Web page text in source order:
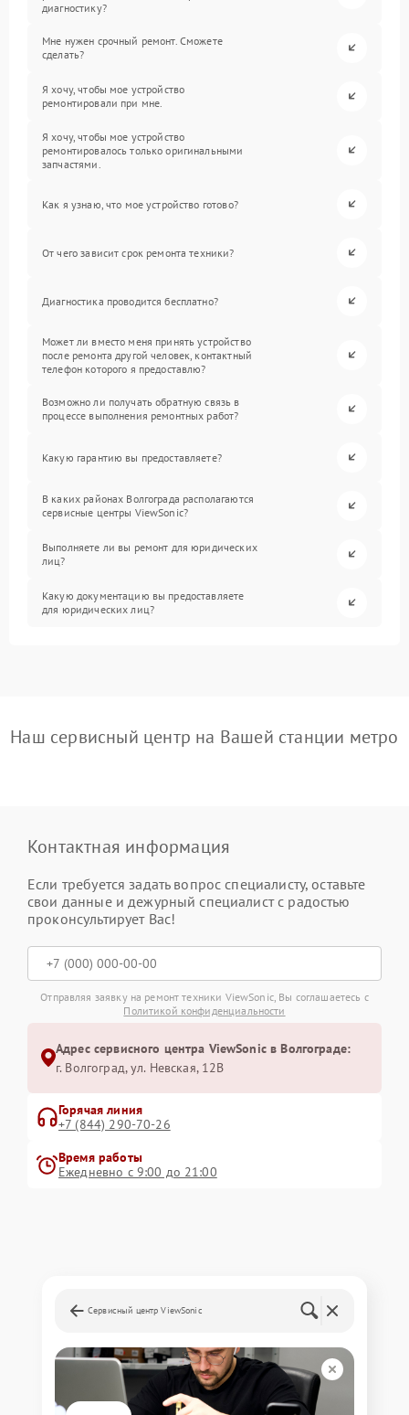
диагностику?
Мне нужен срочный ремонт. Сможете
сделать?
Я хочу, чтобы мое устройство
ремонтировали при мне.
Я хочу, чтобы мое устройство
ремонтировалось только оригинальными
запчастями.
Как я узнаю, что мое устройство готово?
От чего зависит срок ремонта техники?
Диагностика проводится бесплатно?
Может ли вместо меня принять устройство
после ремонта другой человек, контактный
телефон которого я предоставлю?
Возможно ли получать обратную связь в
процессе выполнения ремонтных работ?
Какую гарантию вы предоставляете?
В каких районах Волгограда располагаются
сервисные центры ViewSonic?
Выполняете ли вы ремонт для юридических
лиц?
Какую документацию вы предоставляете
для юридических лиц?
Наш сервисный центр на Вашей станции метро
Контактная информация
Если требуется задать вопрос специалисту, оставьте
свои данные и дежурный специалист с радостью
проконсультирует Вас!
Отправляя заявку на ремонт техники ViewSonic, Вы соглашаетесь с
Политикой конфиденциальности
Адрес сервисного центра ViewSonic в Волгограде:
г. Волгоград, ул. Невская, 12В
Горячая линия
+7 (844) 290-70-26
Время работы
Ежедневно с 9:00 до 21:00
Сервисный центр ViewSonic